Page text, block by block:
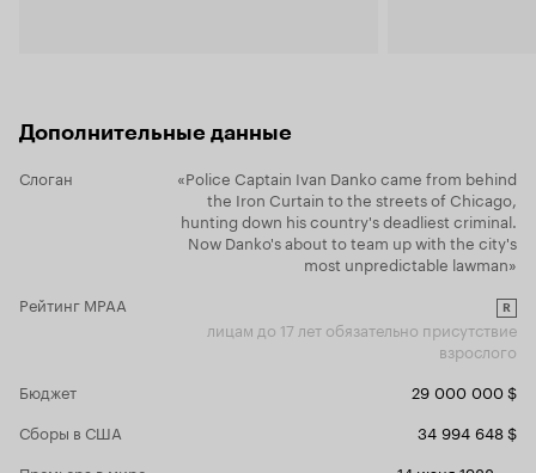
является Арни. Но к чему серьёзность? Это
настоящему понять смогут только жители
одной шестой части суши. Спасибо, товарищи.
Пойду дам водки своему медведю.
стрелять,
мощными
выстрелов
зенитных
схватки
подобных
человек в
состояние.
штучек,
монтажа,
своем
Дополнительные данные
Слоган
«Police Captain Ivan Danko came from behind
the Iron Curtain to the streets of Chicago,
hunting down his country's deadliest criminal.
Now Danko's about to team up with the city's
most unpredictable lawman»
Рейтинг MPAA
R
лицам до 17 лет обязательно присутствие
взрослого
Бюджет
29 000 000 $
Сборы в США
34 994 648 $